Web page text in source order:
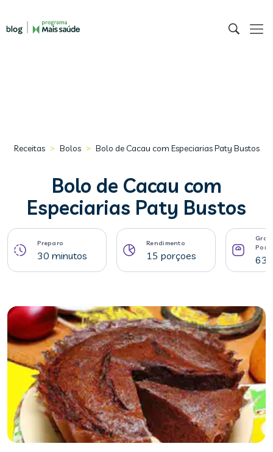
Receitas > Bolos > Bolo de Cacau com Especiarias Paty Bustos
Bolo de Cacau com
Especiarias Paty Bustos
Preparo
30 minutos
Rendimento
15 porçoes 63